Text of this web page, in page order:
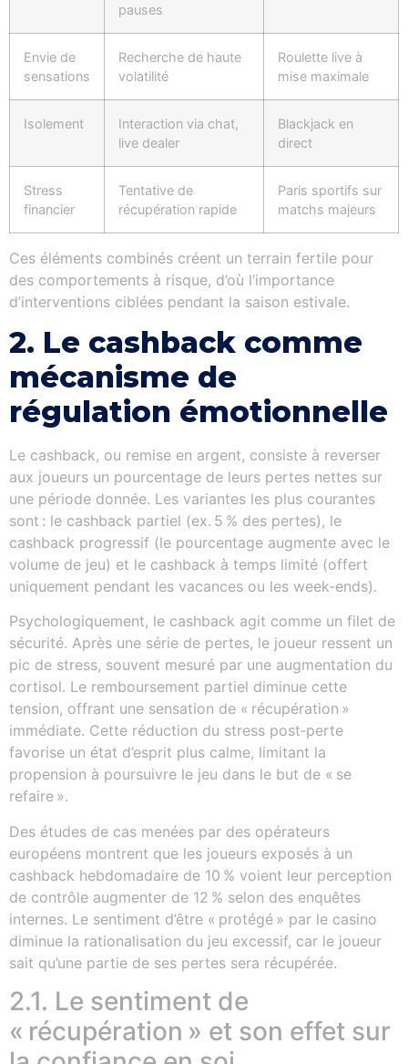
pauses
Envie de
sensations
Recherche de haute
volatilité
Roulette live à
mise maximale
Isolement
Interaction via chat,
live dealer
Blackjack en
direct
Stress
financier
Tentative de
récupération rapide
Paris sportifs sur
matchs majeurs
Ces éléments combinés créent un terrain fertile pour
des comportements à risque, d’où l’importance
d’interventions ciblées pendant la saison estivale.
2. Le cashback comme
mécanisme de
régulation émotionnelle
Le cashback, ou remise en argent, consiste à reverser
aux joueurs un pourcentage de leurs pertes nettes sur
une période donnée. Les variantes les plus courantes
sont : le cashback partiel (ex. 5 % des pertes), le
cashback progressif (le pourcentage augmente avec le
volume de jeu) et le cashback à temps limité (offert
uniquement pendant les vacances ou les week‑ends).
Psychologiquement, le cashback agit comme un filet de
sécurité. Après une série de pertes, le joueur ressent un
pic de stress, souvent mesuré par une augmentation du
cortisol. Le remboursement partiel diminue cette
tension, offrant une sensation de « récupération »
immédiate. Cette réduction du stress post‑perte
favorise un état d’esprit plus calme, limitant la
propension à poursuivre le jeu dans le but de « se
refaire ».
Des études de cas menées par des opérateurs
européens montrent que les joueurs exposés à un
cashback hebdomadaire de 10 % voient leur perception
de contrôle augmenter de 12 % selon des enquêtes
internes. Le sentiment d’être « protégé » par le casino
diminue la rationalisation du jeu excessif, car le joueur
sait qu’une partie de ses pertes sera récupérée.
2.1. Le sentiment de
« récupération » et son effet sur